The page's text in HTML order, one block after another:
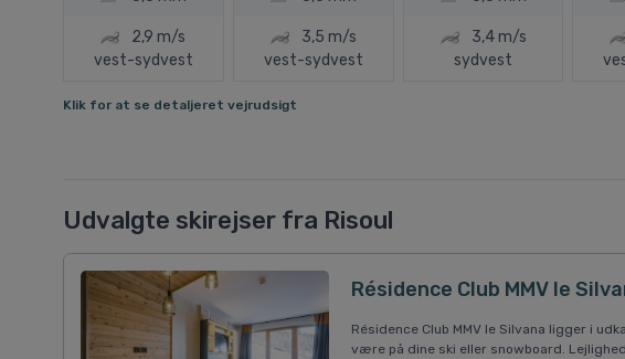
2,9 m/s
vest-sydvest
3,5 m/s
vest-sydvest
3,4 m/s
sydvest
Klik for at se detaljeret vejrudsigt
Udvalgte skirejser fra Risoul
Résidence Club MMV le
Résidence Club MMV le Silvana ligger i
være på dine ski eller snowboard.